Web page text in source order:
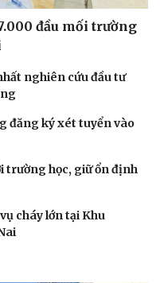
sĩ
trang
Việt
đầu mối trường
nghiên cứu đầu tư
đăng ký xét tuyển vào
trường học, giữ ổn định
cháy lớn tại Khu